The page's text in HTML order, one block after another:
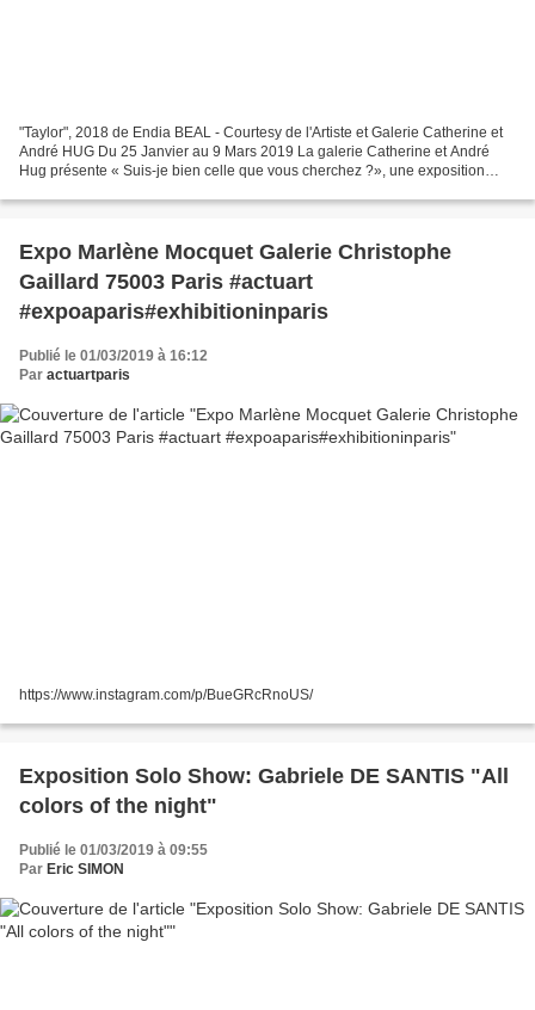
"Taylor", 2018 de Endia BEAL - Courtesy de l'Artiste et Galerie Catherine et
André HUG Du 25 Janvier au 9 Mars 2019 La galerie Catherine et André
Hug présente « Suis-je bien celle que vous cherchez ?», une exposition
Expo Marlène Mocquet Galerie Christophe
Gaillard 75003 Paris #actuart
#expoaparis#exhibitioninparis
Publié le 01/03/2019 à 16:12
Par actuartparis
https://www.instagram.com/p/BueGRcRnoUS/
Exposition Solo Show: Gabriele DE SANTIS "All
colors of the night"
Publié le 01/03/2019 à 09:55
Par Eric SIMON